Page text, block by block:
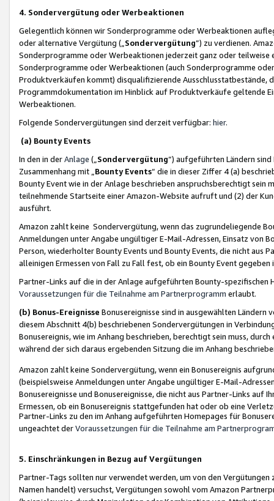
4. Sondervergütung oder Werbeaktionen
Gelegentlich können wir Sonderprogramme oder Werbeaktionen
oder alternative Vergütung („ Sondervergütung”) zu verdienen.
Sonderprogramme oder Werbeaktionen jederzeit ganz oder
Sonderprogramme oder Werbeaktionen (auch Sonderprogramme
Produktverkäufen kommt) disqualifizierende Ausschlusstatbestände,
Programmdokumentation im Hinblick auf Produktverkäufe geltende
Werbeaktionen.
Folgende Sondervergütungen sind derzeit verfügbar: hier.
(a) Bounty Events
In den in derAnlage („ Sondervergütung“) aufgeführten Ländern
Zusammenhang mit „ Bounty Events“ die in dieser Ziffer 4 (a)
Bounty Event wie in der Anlage beschrieben anspruchsberechtigt sein
teilnehmende Startseite einer Amazon-Website aufruft und (2) der
ausführt.
Amazon zahlt keine Sondervergütung, wenn das zugrundeliegende
Anmeldungen unter Angabe ungültiger E-Mail-Adressen, Einsatz von
Person, wiederholter Bounty Events und Bounty Events, die nicht
alleinigen Ermessen von Fall zu Fall fest, ob ein Bounty Event
Partner-Links auf die in der Anlage aufgeführten Bounty-spezifischen
Voraussetzungen für die Teilnahme am Partnerprogramm erlaubt.
(b) Bonus-Ereignisse Bonusereignisse sind in ausgewählten Ländern
diesem Abschnitt 4(b) beschriebenen Sondervergütungen in
Bonusereignis, wie im Anhang beschrieben, berechtigt sein muss,
während der sich daraus ergebenden Sitzung die im Anhang
Amazon zahlt keine Sondervergütung, wenn ein Bonusereignis
(beispielsweise Anmeldungen unter Angabe ungültiger E-Mail-
Bonusereignisse und Bonusereignisse, die nicht aus Partner-Links auf
Ermessen, ob ein Bonusereignis stattgefunden hat oder ob eine
Partner-Links zu den im Anhang aufgeführten Homepages für
ungeachtet derVoraussetzungen für die Teilnahme am
5. Einschränkungen in Bezug auf Vergütungen
Partner-Tags sollten nur verwendet werden, um von den
Namen handelt) versuchst, Vergütungen sowohl vom Amazon